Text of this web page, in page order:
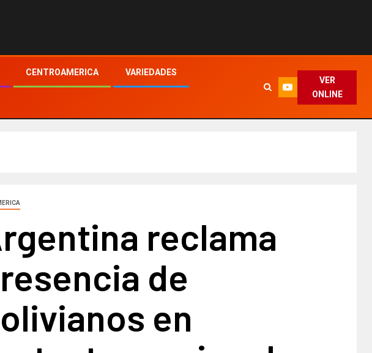
CENTROAMERICA VARIEDADES
VER
ONLINE
reclama
de
en